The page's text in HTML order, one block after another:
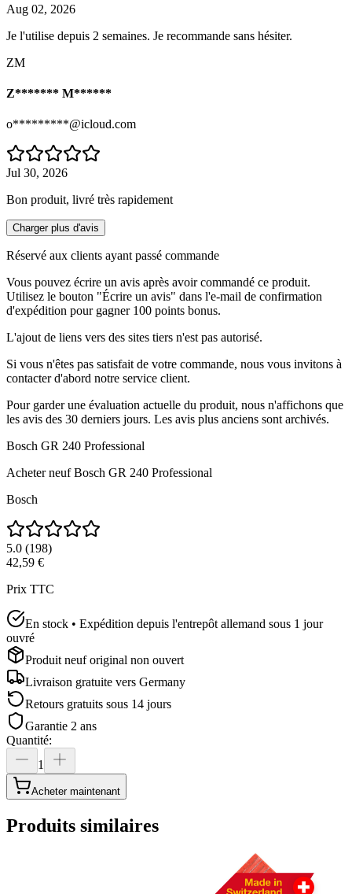
Aug 02, 2026
Je l'utilise depuis 2 semaines. Je recommande sans hésiter.
ZM
Z******* M******
o*********@icloud.com
Jul 30, 2026
Bon produit, livré très rapidement
Charger plus d'avis
Réservé aux clients ayant passé commande
Vous pouvez écrire un avis après avoir commandé ce produit.
Utilisez le bouton "Écrire un avis" dans l'e-mail de confirmation
d'expédition pour gagner 100 points bonus.
L'ajout de liens vers des sites tiers n'est pas autorisé.
Si vous n'êtes pas satisfait de votre commande, nous vous invitons à
contacter d'abord notre service client.
Pour garder une évaluation actuelle du produit, nous n'affichons que
les avis des 30 derniers jours. Les avis plus anciens sont archivés.
Bosch GR 240 Professional
Acheter neuf Bosch GR 240 Professional
Bosch
5.0 (198)
42,59 €
Prix TTC
En stock • Expédition depuis l'entrepôt allemand sous 1 jour
ouvré
Produit neuf original non ouvert
Livraison gratuite vers Germany
Retours gratuits sous 14 jours
Garantie 2 ans
Quantité:
1
Acheter maintenant
Produits similaires